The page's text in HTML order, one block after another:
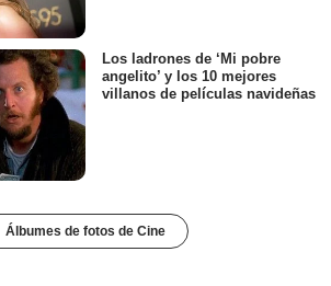
Los ladrones de ‘Mi pobre
angelito’ y los 10 mejores
villanos de películas navideñas
Álbumes de fotos de Cine